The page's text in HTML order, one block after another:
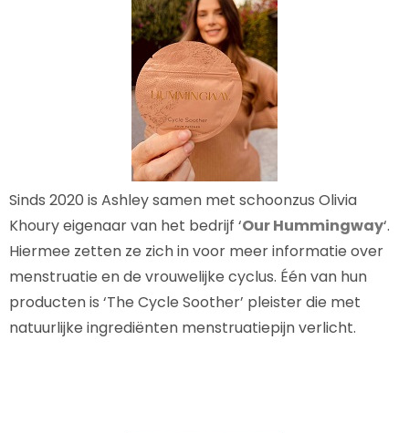
Sinds 2020 is Ashley samen met schoonzus Olivia
Khoury eigenaar van het bedrijf ‘Our Hummingway‘.
Hiermee zetten ze zich in voor meer informatie over
menstruatie en de vrouwelijke cyclus. Één van hun
producten is ‘The Cycle Soother’ pleister die met
natuurlijke ingrediënten menstruatiepijn verlicht.